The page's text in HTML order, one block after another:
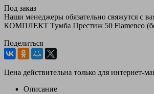
Под заказ
Наши менеджеры обязательно свяжутся с
КОМПЛЕКТ Тумба Престиж 50 Flamenco
Поделиться
Цена действительна только для интернет-
Описание